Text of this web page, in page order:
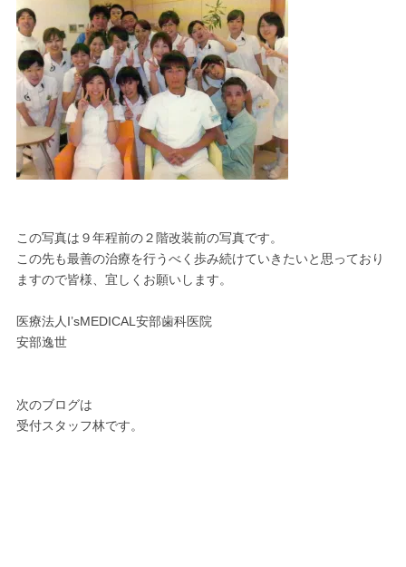
この写真は９年程前の２階改装前の写真です。
この先も最善の治療を行うべく歩み続けていきたいと思っており
ますので皆様、宜しくお願いします。
医療法人I’sMEDICAL安部歯科医院
安部逸世
次のブログは
受付スタッフ林です。